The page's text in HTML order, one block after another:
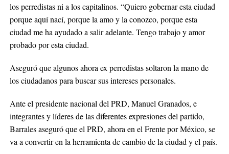
los perredistas ni a los capitalinos. “Quiero gobernar esta ciudad
porque aquí nací, porque la amo y la conozco, porque esta
ciudad me ha ayudado a salir adelante. Tengo trabajo y amor
probado por esta ciudad.
Aseguró que algunos ahora ex perredistas soltaron la mano de
los ciudadanos para buscar sus intereses personales.
Ante el presidente nacional del PRD, Manuel Granados, e
integrantes y líderes de las diferentes expresiones del partido,
Barrales aseguró que el PRD, ahora en el Frente por México, se
va a convertir en la herramienta de cambio de la ciudad y el país.